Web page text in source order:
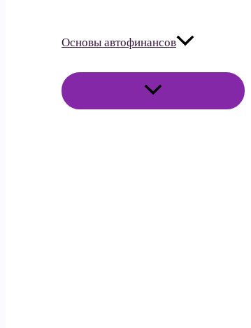
Основы автофинансов
ПЕРЕКЛЮЧАТЕЛЬ